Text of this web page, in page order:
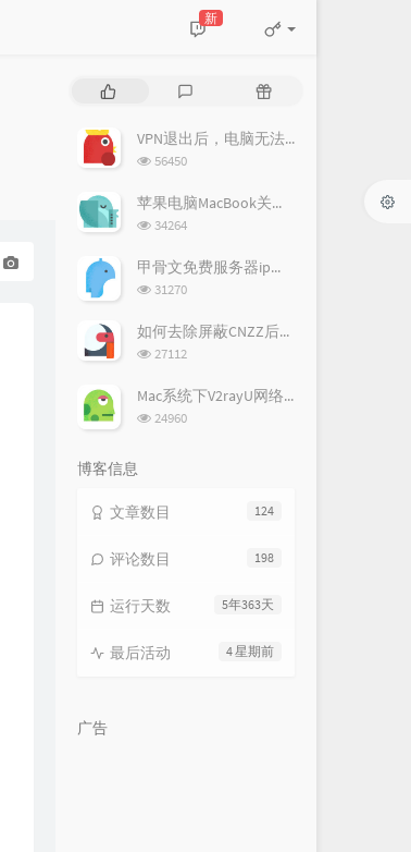
新
章
评
随
文VPN退出后，电脑无法连接到网络的原因
浏
次
数:
56450
苹果电脑MacBook关闭退出vpn后无法上网的解决办法
浏
次
数:
34264
甲骨文免费服务器ip被墙了，怎么更换ip?
浏
次
数:
31270
如何去除屏蔽CNZZ后台统计中的出现的广告信息
浏
次
数:
27112
Mac系统下V2rayU网络连接不上的原因
浏
24960
博客信息
124
文章数目
198
评论数目
5年363天
运行天数
4 星期前
最后活动
广告